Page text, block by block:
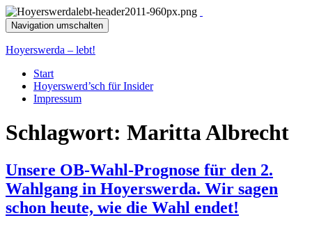
Navigation umschalten
Hoyerswerda – lebt!
Start
Hoyerswerd’sch für Insider
Impressum
Schlagwort: Maritta Albrecht
Unsere OB-Wahl-Prognose für den 2.
Wahlgang in Hoyerswerda. Wir sagen
schon heute, wie die Wahl endet!